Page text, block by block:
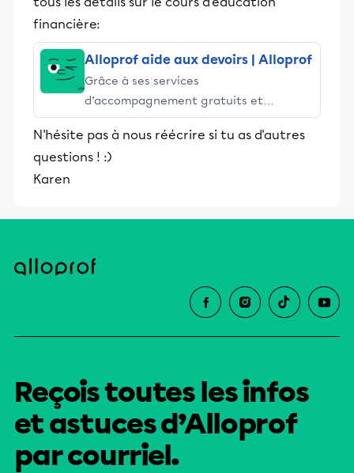
financière:
Alloprof aide aux devoirs | Alloprof
Grâce à ses services
d’accompagnement gratuits et
stimulants, Alloprof engage les élèves
et leurs parents dans la réussite
éducative.
N'hésite pas à nous réécrire si tu as d'autres
questions ! :)
Karen
Reçois toutes les infos
et astuces d’Alloprof
par courriel.